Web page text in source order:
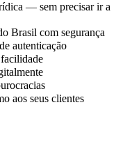
— sem precisar ir a
Brasil com segurança
autenticação
aos seus clientes